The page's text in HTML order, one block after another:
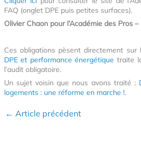
FAQ (onglet DPE puis petites surfaces).
Olivier Chaon pour l’Académie des Pros
Ces obligations pèsent directement sur
DPE et performance énergétique traite
l’audit obligatoire.
Un sujet voisin que nous avons traité :
logements : une réforme en marche !.
← Article précédent